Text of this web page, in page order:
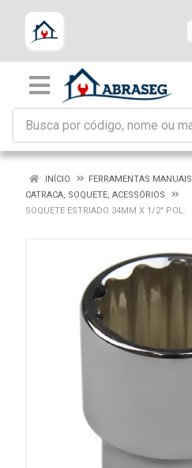
INÍCIO
FERRAMENTAS MANUAIS
CATRACA, SOQUETE, ACESSÓRIOS
SOQUETE ESTRIADO 34MM X 1/2" POL.